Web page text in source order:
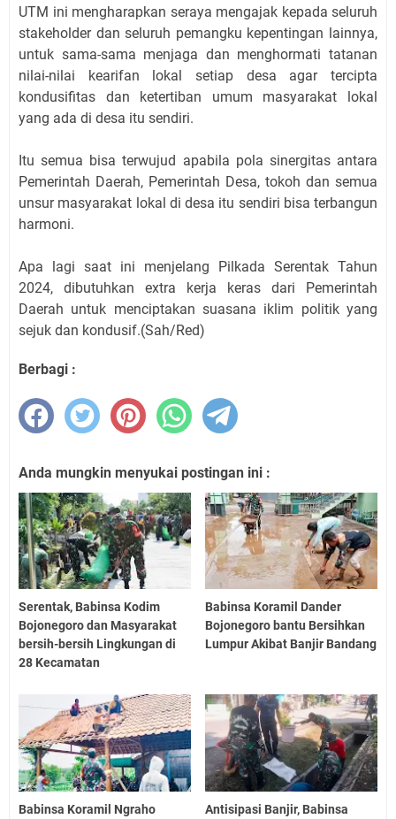
UTM ini mengharapkan seraya mengajak kepada seluruh
stakeholder dan seluruh pemangku kepentingan lainnya,
untuk sama-sama menjaga dan menghormati tatanan
nilai-nilai kearifan lokal setiap desa agar tercipta
kondusifitas dan ketertiban umum masyarakat lokal
yang ada di desa itu sendiri.
Itu semua bisa terwujud apabila pola sinergitas antara
Pemerintah Daerah, Pemerintah Desa, tokoh dan semua
unsur masyarakat lokal di desa itu sendiri bisa terbangun
harmoni.
Apa lagi saat ini menjelang Pilkada Serentak Tahun
2024, dibutuhkan extra kerja keras dari Pemerintah
Daerah untuk menciptakan suasana iklim politik yang
sejuk dan kondusif.(Sah/Red)
Berbagi :
Anda mungkin menyukai postingan ini :
Serentak, Babinsa Kodim
Bojonegoro dan Masyarakat
bersih-bersih Lingkungan di
28 Kecamatan
Babinsa Koramil Dander
Bojonegoro bantu Bersihkan
Lumpur Akibat Banjir Bandang
Babinsa Koramil Ngraho
Antisipasi Banjir, Babinsa